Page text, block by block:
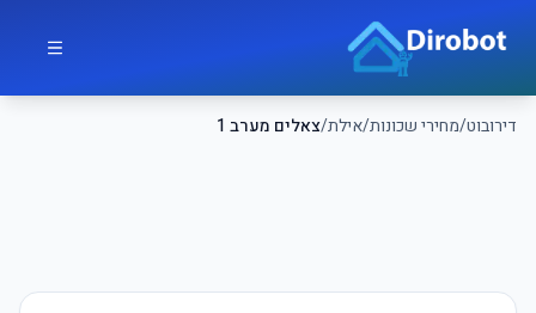
דירובוט/מחירי שכונות/אילת/צאלים מערב 1
דירובוט